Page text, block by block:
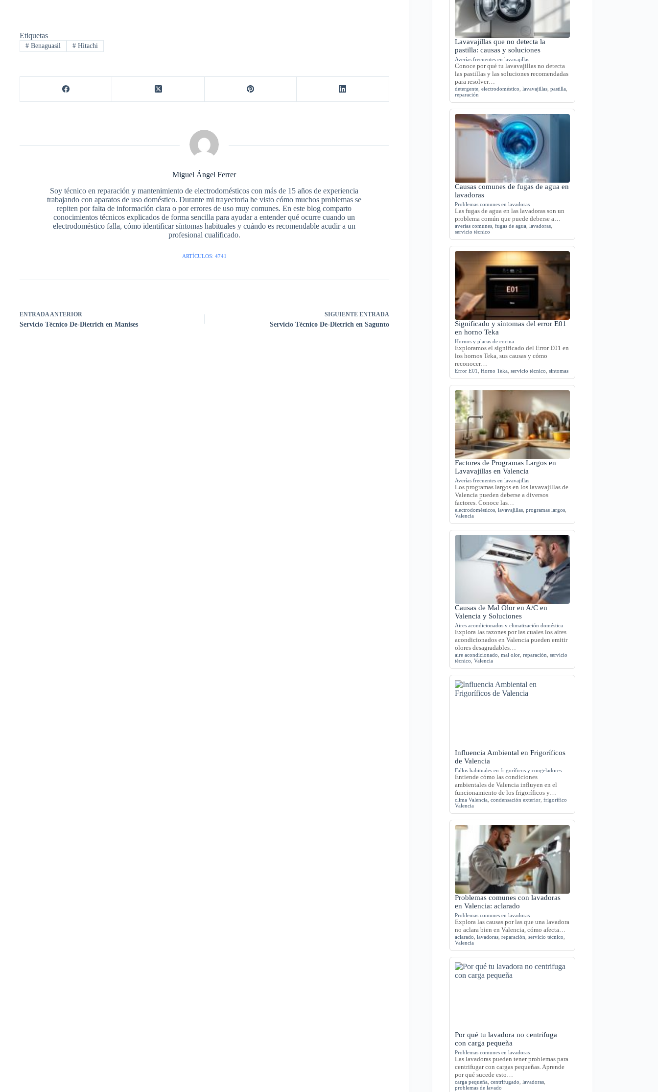
Etiquetas
#Benaguasil #Hitachi
Miguel Ángel Ferrer
Soy técnico en reparación y mantenimiento de electrodomésticos con más de 15 años de experiencia
trabajando con aparatos de uso doméstico. Durante mi trayectoria he visto cómo muchos problemas se
repiten por falta de información clara o por errores de uso muy comunes. En este blog comparto
conocimientos técnicos explicados de forma sencilla para ayudar a entender qué ocurre cuando un
electrodoméstico falla, cómo identificar síntomas habituales y cuándo es recomendable acudir a un
profesional cualificado.
ARTÍCULOS: 4741
ENTRADA ANTERIOR
Servicio Técnico De-Dietrich en Manises
SIGUIENTE ENTRADA
Servicio Técnico De-Dietrich en Sagunto
Lavavajillas que no detecta la
pastilla: causas y soluciones
Averías frecuentes en lavavajillas
Conoce por qué tu lavavajillas no detecta
las pastillas y las soluciones recomendadas
para resolver…
detergente ,electrodoméstico ,lavavajillas ,pastilla
reparación
Causas comunes de fugas de agua en
lavadoras
Problemas comunes en lavadoras
Las fugas de agua en las lavadoras son un
problema común que puede deberse a…
averías comunes ,fugas de agua ,lavadoras
servicio técnico
Significado y síntomas del error E01
en horno Teka
Hornos y placas de cocina
Exploramos el significado del Error E01 en
los hornos Teka, sus causas y cómo
reconocer…
Error E01 ,Horno Teka ,servicio técnico ,sintomas
Factores de Programas Largos en
Lavavajillas en Valencia
Averías frecuentes en lavavajillas
Los programas largos en los lavavajillas de
Valencia pueden deberse a diversos
factores. Conoce las…
electrodomésticos ,lavavajillas ,programas largos
Valencia
Causas de Mal Olor en A/C en
Valencia y Soluciones
Aires acondicionados y climatización doméstica
Explora las razones por las cuales los aires
acondicionados en Valencia pueden emitir
olores desagradables…
aire acondicionado ,mal olor ,reparación ,servicio
técnico ,Valencia
Influencia Ambiental en Frigoríficos
de Valencia
Fallos habituales en frigoríficos y congeladores
Entiende cómo las condiciones
ambientales de Valencia influyen en el
funcionamiento de los frigoríficos y…
clima Valencia ,condensación exterior ,frigorífico
Valencia
Problemas comunes con lavadoras
en Valencia: aclarado
Problemas comunes en lavadoras
Explora las causas por las que una lavadora
no aclara bien en Valencia, cómo afecta…
aclarado ,lavadoras ,reparación ,servicio técnico
Valencia
Por qué tu lavadora no centrifuga
con carga pequeña
Problemas comunes en lavadoras
Las lavadoras pueden tener problemas para
centrifugar con cargas pequeñas. Aprende
por qué sucede esto…
carga pequeña ,centrifugado ,lavadoras
problemas de lavado